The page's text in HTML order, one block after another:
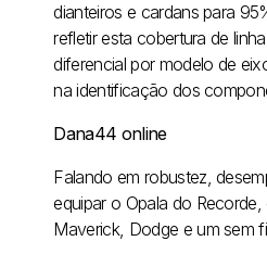
dianteiros e cardans para
refletir esta cobertura de
diferencial por modelo de
na identificação dos
Dana44 online
Falando em robustez,
equipar o Opala do
Maverick, Dodge e um sem